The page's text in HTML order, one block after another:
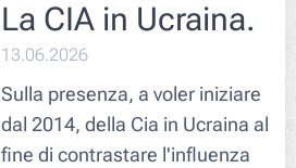
La CIA in Ucraina.
13.06.2026
Sulla presenza, a voler iniziare
dal 2014, della Cia in Ucraina al
fine di contrastare l'influenza